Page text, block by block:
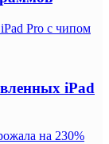
Pro с чипом
iPad
на 230%